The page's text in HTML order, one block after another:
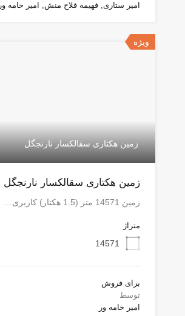
امیر ستاری, فهیمه فلاح منش, امیر خامه ور
ویژه
زمین هکتاری سقالکسار نارنجگل
زمین هکتاری سقالکسار نارنجگل
زمین 14571 متر (1.5 هکتار) کاربری…
متراژ
14571
برای فروش
توسط
امیر خامه ور